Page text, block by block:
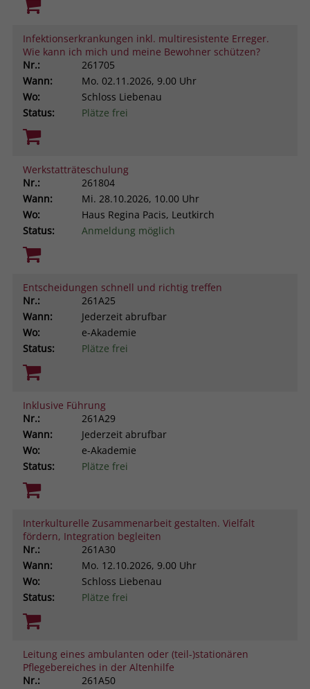
Infektionserkrankungen inkl. multiresistente Erreger.
Wie kann ich mich und meine Bewohner schützen?
Nr.:
261705
Wann:
Mo. 02.11.2026, 9.00 Uhr
Wo:
Schloss Liebenau
Status:
Plätze frei
Werkstatträteschulung
Nr.:
261804
Wann:
Mi. 28.10.2026, 10.00 Uhr
Wo:
Haus Regina Pacis, Leutkirch
Status:
Anmeldung möglich
Entscheidungen schnell und richtig treffen
Nr.:
261A25
Wann:
Jederzeit abrufbar
Wo:
e-Akademie
Status:
Plätze frei
Inklusive Führung
Nr.:
261A29
Wann:
Jederzeit abrufbar
Wo:
e-Akademie
Status:
Plätze frei
Interkulturelle Zusammenarbeit gestalten. Vielfalt
fördern, Integration begleiten
Nr.:
261A30
Wann:
Mo. 12.10.2026, 9.00 Uhr
Wo:
Schloss Liebenau
Status:
Plätze frei
Leitung eines ambulanten oder (teil-)stationären
Pflegebereiches in der Altenhilfe
Nr.:
261A50